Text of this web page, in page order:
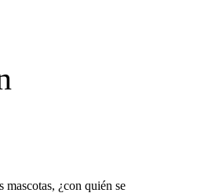
¿con quién se